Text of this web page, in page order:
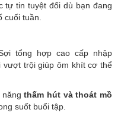
tự tin tuyệt đối dù bạn đang
cuối tuần.
tổng hợp cao cấp nhập
trội giúp ôm khít cơ thể
năngthấm hút và thoát mồ
suốt buổi tập.